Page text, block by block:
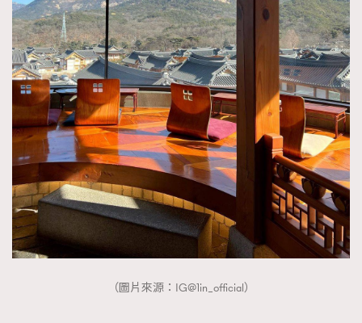
（圖片來源：IG@1in_official）